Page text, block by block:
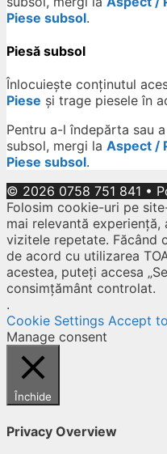
Piese subsol.
Piesă subsol
Înlocuiește conținutul
Piese și trage piesele în
Pentru a-l îndepărta sau
subsol, mergi la Aspect /
Piese subsol.
© 2026 0758 751 841 •
Folosim cookie-uri pe
mai relevantă
vizitele repetate. Făcând
de acord cu utilizarea
acestea, puteți accesa
consimțământ controlat.
.
Cookie Settings Accept
Manage consent
Închide
Privacy Overview